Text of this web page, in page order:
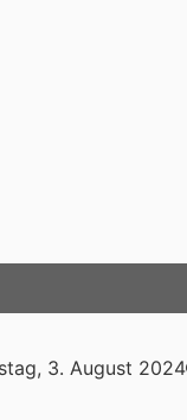
3. August 2024